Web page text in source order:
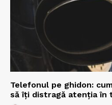
Telefonul pe ghidon:
să îți distragă atenția în